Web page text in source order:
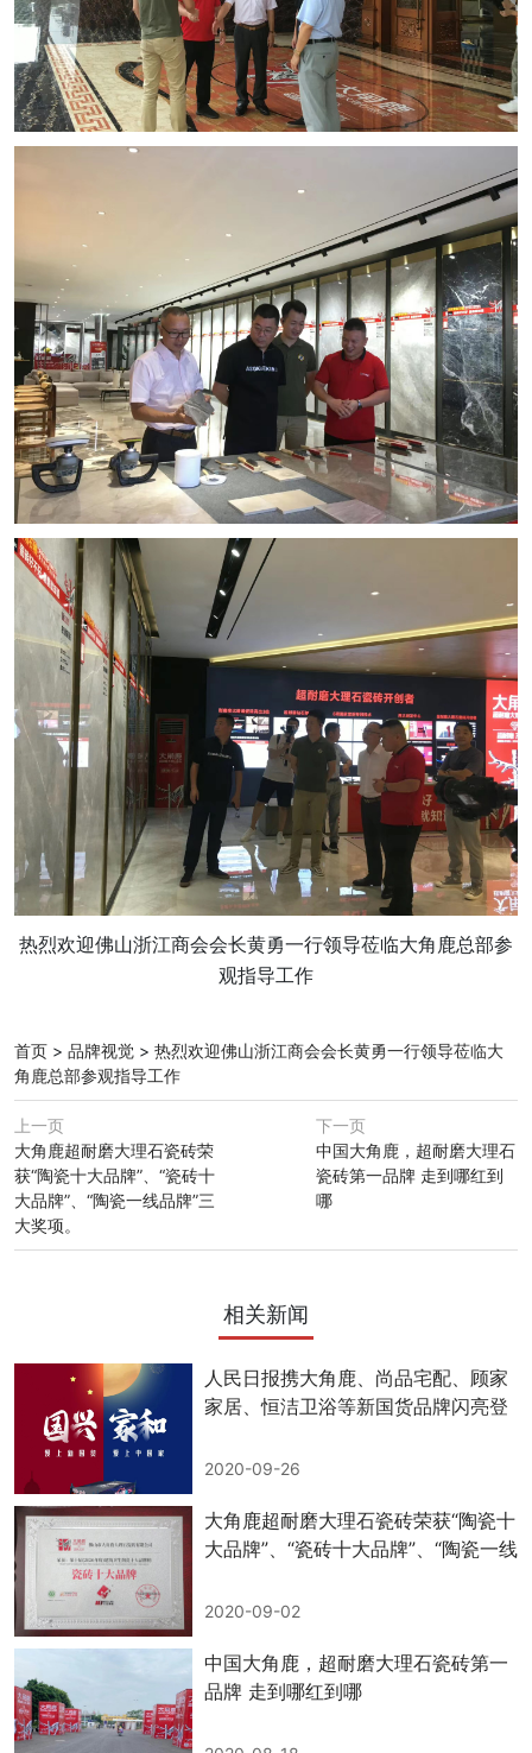
热烈欢迎佛山浙江商会会长黄勇一行领导莅临大角鹿总部参
观指导工作
首页 > 品牌视觉 > 热烈欢迎佛山浙江商会会长黄勇一行领导莅临大
角鹿总部参观指导工作
上一页
大角鹿超耐磨大理石瓷砖荣
获“陶瓷十大品牌”、“瓷砖十
大品牌”、“陶瓷一线品牌”三
大奖项。
下一页
中国大角鹿，超耐磨大理石
瓷砖第一品牌 走到哪红到
哪
相关新闻
人民日报携大角鹿、尚品宅配、顾家
家居、恒洁卫浴等新国货品牌闪亮登
2020-09-26
大角鹿超耐磨大理石瓷砖荣获“陶瓷十
大品牌”、“瓷砖十大品牌”、“陶瓷一线
2020-09-02
中国大角鹿，超耐磨大理石瓷砖第一
品牌 走到哪红到哪